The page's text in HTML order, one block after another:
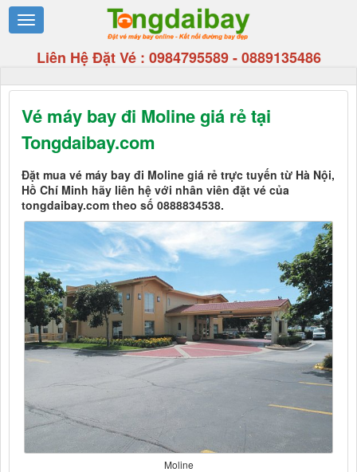
Liên Hệ Đặt Vé : 0984795589-0889135486
Vé máy bay đi Moline giá rẻ tại
Tongdaibay.com
Đặt mua vé máy bay đi Moline giá rẻ trực tuyến từ Hà Nội,
Hồ Chí Minh hãy liên hệ với nhân viên đặt vé của
tongdaibay.com theo số 0888834538.
Moline